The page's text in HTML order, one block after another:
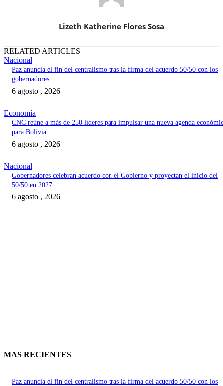
Lizeth Katherine Flores Sosa
RELATED ARTICLES
Nacional
Paz anuncia el fin del centralismo tras la firma del acuerdo 50/50 con los
gobernadores
6 agosto , 2026
Economía
CNC reúne a más de 250 líderes para impulsar una nueva agenda
para Bolivia
6 agosto , 2026
Nacional
Gobernadores celebran acuerdo con el Gobierno y proyectan el inicio del
50/50 en 2027
6 agosto , 2026
MAS RECIENTES
Paz anuncia el fin del centralismo tras la firma del acuerdo 50/50 con los